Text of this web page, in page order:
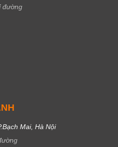
đường
Mai, Hà Nội